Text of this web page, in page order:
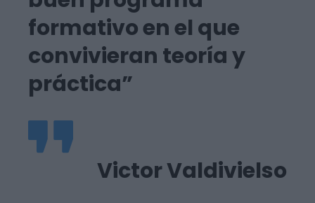
formativo en el que
convivieran teoría y
práctica”
Victor Valdivielso